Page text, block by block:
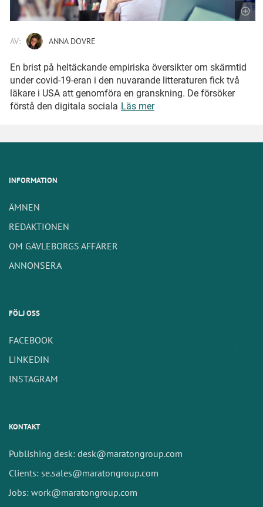
AV: ANNA DOVRE
En brist på heltäckande empiriska översikter om skärmtid
under covid-19-eran i den nuvarande litteraturen fick två
läkare i USA att genomföra en granskning. De försöker
förstå den digitala sociala Läs mer
INFORMATION
ÄMNEN
REDAKTIONEN
OM GÄVLEBORGS AFFÄRER
ANNONSERA
FÖLJ OSS
FACEBOOK
LINKEDIN
INSTAGRAM
KONTAKT
Publishing desk: desk@maratongroup.com
Clients: se.sales@maratongroup.com
Jobs: work@maratongroup.com